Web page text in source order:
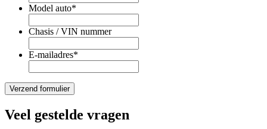
Model auto*
Chasis / VIN nummer
E-mailadres*
Veel gestelde vragen